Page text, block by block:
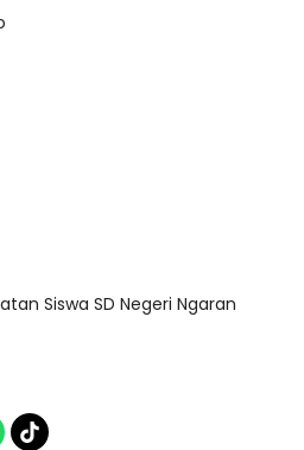
Siswa SD Negeri Ngaran